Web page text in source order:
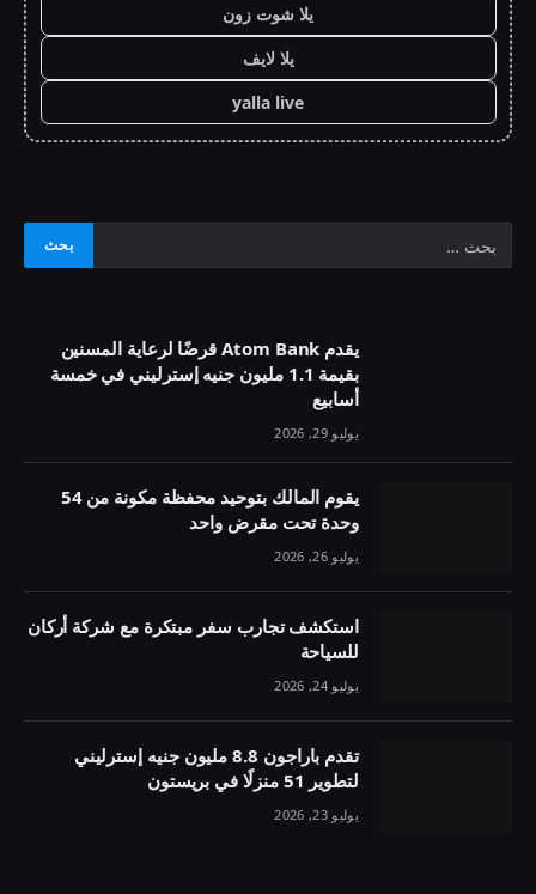
يلا شوت زون
يلا لايف
yalla live
يقدم Atom Bank قرضًا لرعاية المسنين
بقيمة 1.1 مليون جنيه إسترليني في خمسة
أسابيع
يوليو 29, 2026
يقوم المالك بتوحيد محفظة مكونة من 54
وحدة تحت مقرض واحد
يوليو 26, 2026
استكشف تجارب سفر مبتكرة مع شركة أركان
للسياحة
يوليو 24, 2026
تقدم باراجون 8.8 مليون جنيه إسترليني
لتطوير 51 منزلًا في بريستون
يوليو 23, 2026